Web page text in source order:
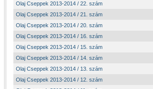
Olaj Cseppek 2013-2014 / 22. szám
Olaj Cseppek 2013-2014 / 21. szám
Olaj Cseppek 2013-2014 / 20. szám
Olaj Cseppek 2013-2014 / 16. szám
Olaj Cseppek 2013-2014 / 15. szám
Olaj Cseppek 2013-2014 / 14. szám
Olaj Cseppek 2013-2014 / 13. szám
Olaj Cseppek 2013-2014 / 12. szám